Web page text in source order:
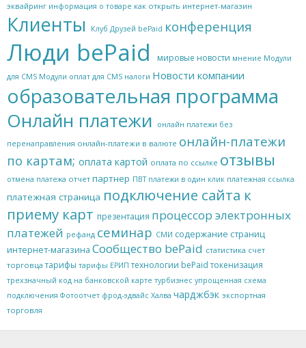
эквайринг информация о товаре как открыть интернет-магазин
Клиенты Клуб Друзей bePaid конференция
Люди bePaid мировые новости мнение Модули
для CMS Модули оплат для CMS налоги Новости компании
образовательная программа
Онлайн платежи
онлайн платежи без
перенаправления онлайн-платежи в валюте онлайн-платежи
по картам; оплата картой оплата по ссылке отзывы
отмена платежа отчет партнер ПВТ платежи в один клик платежная ссылка
платежная страница подключение сайта к
приему карт презентация процессор электронных
платежей рефанд семинар СМИ содержание страниц
интернет-магазина Сообщество bePaid статистика счет
торговца тарифы тарифы ЕРИП технологии bePaid токенизация
трехзначный код на банковской карте турбизнес упрощенная схема
подключения Фотоотчет фрод-эдвайс Халва чарджбэк экспортная
торговля